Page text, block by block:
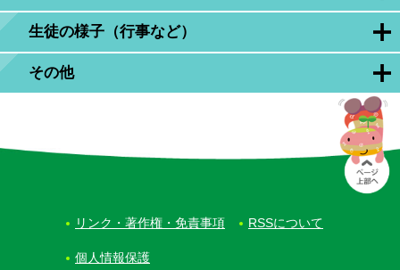
生徒の様子（行事など）
その他
リンク・著作権・免責事項 RSSについて
個人情報保護